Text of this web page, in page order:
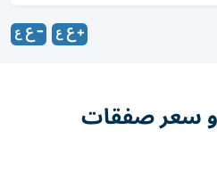
يورو سعر صفقات